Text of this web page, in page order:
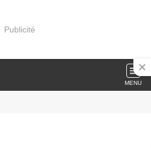
Publicité
MENU